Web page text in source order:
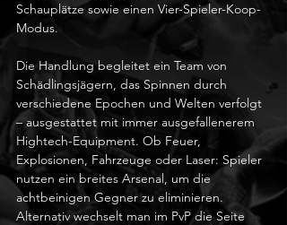
Schauplätze sowie einen Vier-Spieler-Koop-
Modus.
Die Handlung begleitet ein Team von
Schädlingsjägern, das Spinnen durch
verschiedene Epochen und Welten verfolgt
– ausgestattet mit immer ausgefallenerem
Hightech-Equipment. Ob Feuer,
Explosionen, Fahrzeuge oder Laser: Spieler
nutzen ein breites Arsenal, um die
achtbeinigen Gegner zu eliminieren.
Alternativ wechselt man im PvP die Seite